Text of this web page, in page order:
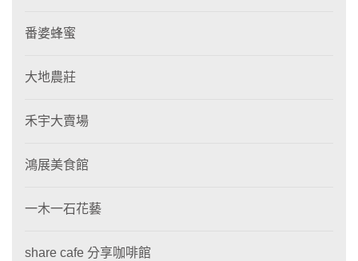
番婆蜂蜜
大地農莊
禾宇大賣場
鴻展美食館
一木一石花藝
share cafe 分享咖啡館